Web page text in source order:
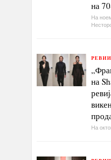
на
На
РЕВИИ
на
На